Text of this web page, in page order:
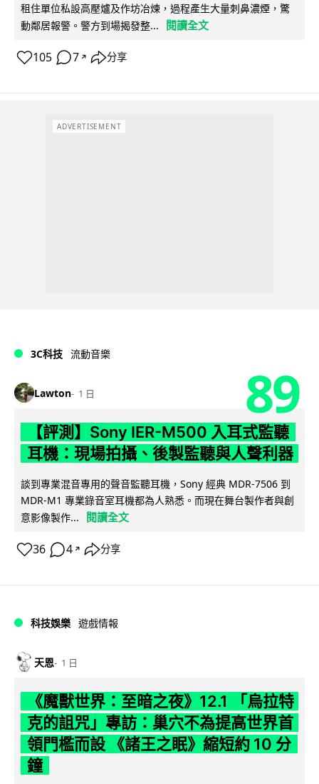
租住單位私設高壓爐及作坊冶煉，過程產生大量刺鼻濃煙，驚
動鄰居報警。警方到場揭發整...
閱讀全文
105 7 ↗ 分享
ADVERTISEMENT
3C科技 流動音樂
Lawton 1 日 89
【評測】Sony IER-M500 入耳式監聽
耳機：現場拍攝、後製監聽與人聲利器
談到專業混音專用的聲音監聽耳機，Sony 經典 MDR-7506 到
MDR-M1 專業錄音室耳機都為人熟悉。而現在舞台製作者與創
意影像製作...
閱讀全文
36 4 ↗ 分享
科技娛樂 遊戲情報
天恩 1 日
《魔獸世界：至暗之夜》12.1 「烏拉特
克的詛咒」專訪：巢穴不為提高世界首
領門檻而設 《諸王之眠》縮短約 10 分
鐘